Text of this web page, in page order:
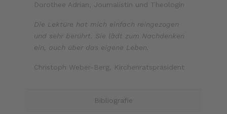
Dorothee Adrian, Journalistin und Theologin
Die Lektüre hat mich einfach reingezogen
und sehr berührt. Sie lädt zum Nachdenken
ein, auch über das eigene Leben.
Christoph Weber-Berg, Kirchenratspräsident
Bibliografie